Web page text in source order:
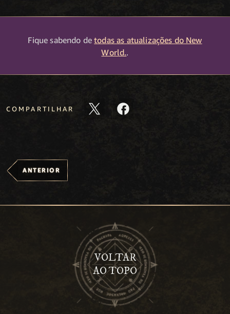
Fique sabendo detodas as atualizações do New
World..
COMPARTILHAR
ANTERIOR
VOLTAR
AO TOPO